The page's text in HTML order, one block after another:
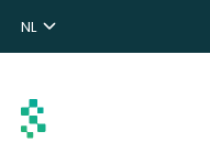
NL
ENG
DE